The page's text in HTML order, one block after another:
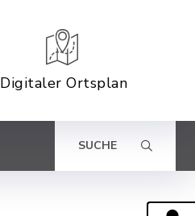
Digitaler Ortsplan
SUCHE